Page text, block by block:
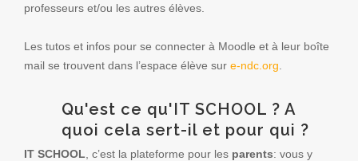
professeurs et/ou les autres élèves.
Les tutos et infos pour se connecter à Moodle et à leur boîte
mail se trouvent dans l’espace élève sur e-ndc.org
Qu'est ce qu'IT SCHOOL ? A
quoi cela sert-il et pour qui ?
IT SCHOOL , c’est la plateforme pour les parents: vous y